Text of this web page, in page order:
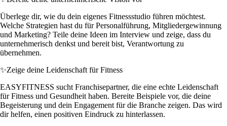
Überlege dir, wie du dein eigenes Fitnessstudio führen möchtest.
Welche Strategien hast du für Personalführung, Mitgliedergewinnung
und Marketing? Teile deine Ideen im Interview und zeige, dass du
unternehmerisch denkst und bereit bist, Verantwortung zu
übernehmen.
✨Zeige deine Leidenschaft für Fitness
EASYFITNESS sucht Franchisepartner, die eine echte Leidenschaft
für Fitness und Gesundheit haben. Bereite Beispiele vor, die deine
Begeisterung und dein Engagement für die Branche zeigen. Das wird
dir helfen, einen positiven Eindruck zu hinterlassen.